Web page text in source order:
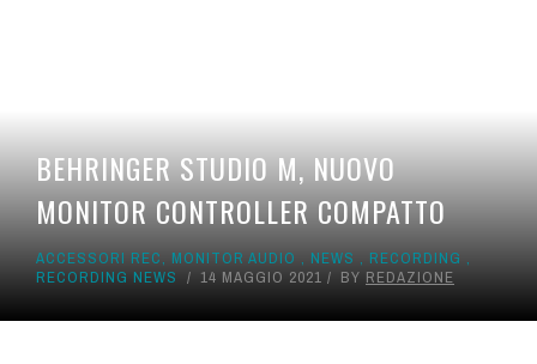
BEHRINGER STUDIO M, NUOVO
MONITOR CONTROLLER COMPATTO
ACCESSORI REC, MONITOR AUDIO , NEWS , RECORDING ,
RECORDING NEWS
14 MAGGIO 2021 BY REDAZIONE